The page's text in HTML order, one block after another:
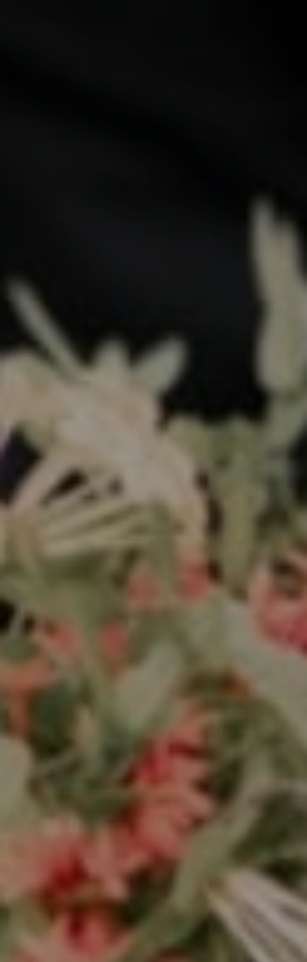
Reski - Riki
&
Heri - Dila
04. 02. 2024 || JL.YAHYA MATHAN LORONG TEMBUS SD 2
BALANGNIPA